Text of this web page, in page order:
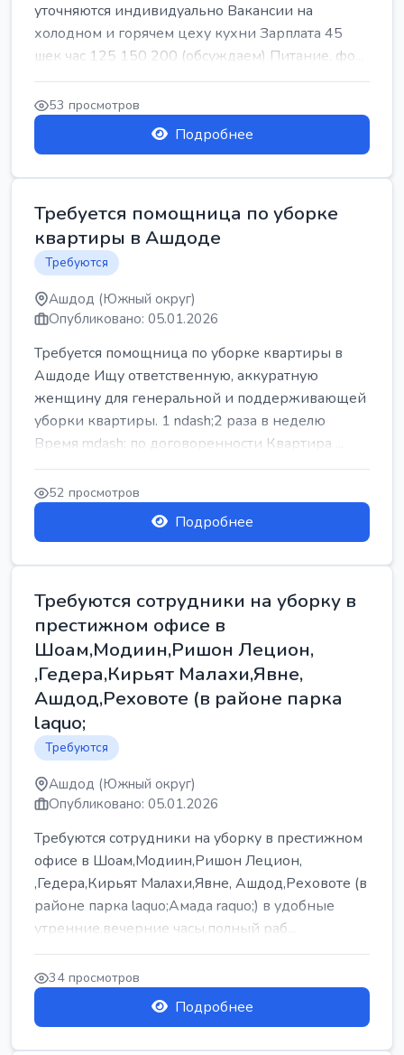
уточняются индивидуально Вакансии на
холодном и горячем цеху кухни Зарплата 45
шек час 125 150 200 (обсуждаем) Питание, фо...
53 просмотров
Подробнее
Требуется помощница по уборке
квартиры в Ашдоде
Требуются
Ашдод (Южный округ)
Опубликовано: 05.01.2026
Требуется помощница по уборке квартиры в
Ашдоде Ищу ответственную, аккуратную
женщину для генеральной и поддерживающей
уборки квартиры. 1 ndash;2 раза в неделю
Время mdash; по договоренности Квартира ...
52 просмотров
Подробнее
Требуются сотрудники на уборку в
престижном офисе в
Шоам,Модиин,Ришон Лецион,
,Гедера,Кирьят Малахи,Явне,
Ашдод,Реховоте (в районе парка
laquo;
Требуются
Ашдод (Южный округ)
Опубликовано: 05.01.2026
Требуются сотрудники на уборку в престижном
офисе в Шоам,Модиин,Ришон Лецион,
,Гедера,Кирьят Малахи,Явне, Ашдод,Реховоте (в
районе парка laquo;Амада raquo;) в удобные
утренние,вечерние часы,полный раб...
34 просмотров
Подробнее